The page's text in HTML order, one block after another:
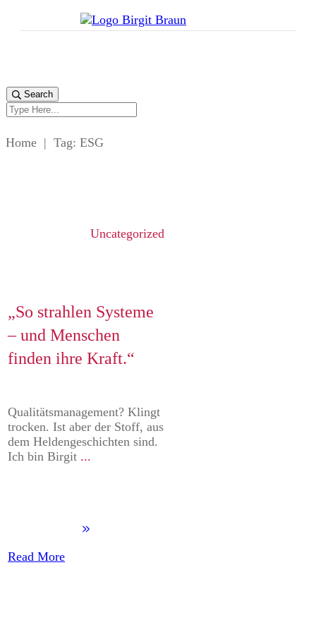
Search
Home | Tag: ESG
Uncategorized
„So strahlen Systeme
– und Menschen
finden ihre Kraft.“
Qualitätsmanagement? Klingt
trocken. Ist aber der Stoff, aus
dem Heldengeschichten sind.
Ich bin Birgit ...
Read More